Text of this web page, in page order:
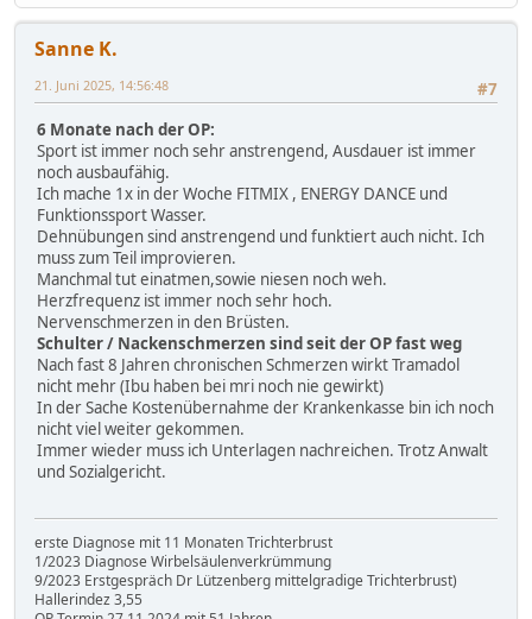
Sanne K.
#7
21. Juni 2025, 14:56:48
6 Monate nach der OP:
Sport ist immer noch sehr anstrengend, Ausdauer ist immer
noch ausbaufähig.
Ich mache 1x in der Woche FITMIX , ENERGY DANCE und
Funktionssport Wasser.
Dehnübungen sind anstrengend und funktiert auch nicht. Ich
muss zum Teil improvieren.
Manchmal tut einatmen,sowie niesen noch weh.
Herzfrequenz ist immer noch sehr hoch.
Nervenschmerzen in den Brüsten.
Schulter / Nackenschmerzen sind seit der OP fast weg
Nach fast 8 Jahren chronischen Schmerzen wirkt Tramadol
nicht mehr (Ibu haben bei mri noch nie gewirkt)
In der Sache Kostenübernahme der Krankenkasse bin ich noch
nicht viel weiter gekommen.
Immer wieder muss ich Unterlagen nachreichen. Trotz Anwalt
und Sozialgericht.
erste Diagnose mit 11 Monaten Trichterbrust
1/2023 Diagnose Wirbelsäulenverkrümmung
9/2023 Erstgespräch Dr Lützenberg mittelgradige Trichterbrust)
Hallerindez 3,55